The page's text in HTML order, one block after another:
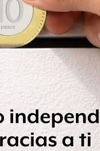
Sánchez, se
se han ofrecido
y algunas
para emplearlos